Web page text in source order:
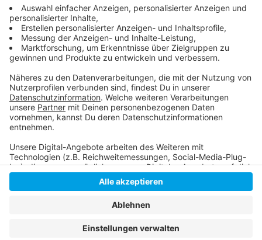
aufstellen.
Anzeige
Anzeige